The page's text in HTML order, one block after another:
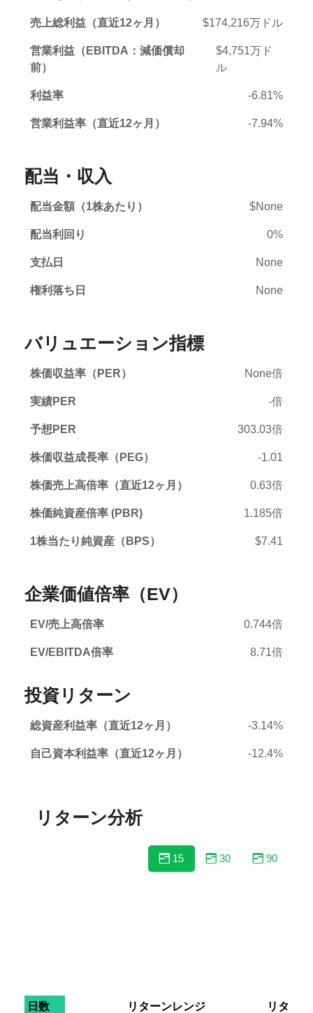
売上総利益（直近12ヶ月） $174,216万ドル
営業利益（EBITDA：減価償却
前）
$4,751万ド
ル
利益率 -6.81%
営業利益率（直近12ヶ月） -7.94%
配当・収入
配当金額（1株あたり） $None
配当利回り 0%
支払日 None
権利落ち日 None
バリュエーション指標
株価収益率（PER） None倍
実績PER -倍
予想PER 303.03倍
株価収益成長率（PEG） -1.01
株価売上高倍率（直近12ヶ月） 0.63倍
株価純資産倍率 (PBR) 1.185倍
1株当たり純資産（BPS） $7.41
企業価値倍率（EV）
EV/売上高倍率 0.744倍
EV/EBITDA倍率 8.71倍
投資リターン
総資産利益率（直近12ヶ月） -3.14%
自己資本利益率（直近12ヶ月） -12.4%
リターン分析
15 30 90
日数 リターンレンジ
リター